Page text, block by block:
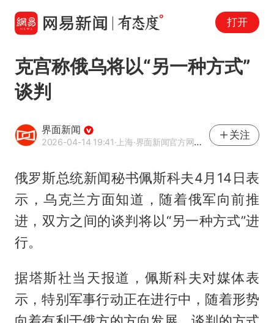
打开
克宫称俄乌将以“另一种方式”
谈判
界面新闻
2026-04-14 19:41·上海·界面新闻官方网易号
关注
俄罗斯总统新闻秘书佩斯科夫4月14日表
示，乌克兰方面知道，随着俄军向前推
进，双方之间的谈判将以“另一种方式”进
行。
据塔斯社当天报道，佩斯科夫对媒体表
示，特别军事行动正在进行中，随着形势